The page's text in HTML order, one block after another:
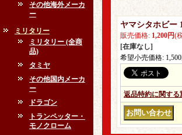
その他海外メーカ
ー
ミリタリー
ミリタリー (全商
品)
タミヤ
その他国内メーカ
ー
ドラゴン
トランペッター・
モノクローム
ヤマシタホビー
販売価格: 1,200円(
[在庫なし]
希望小売価格:
返品特約に関する